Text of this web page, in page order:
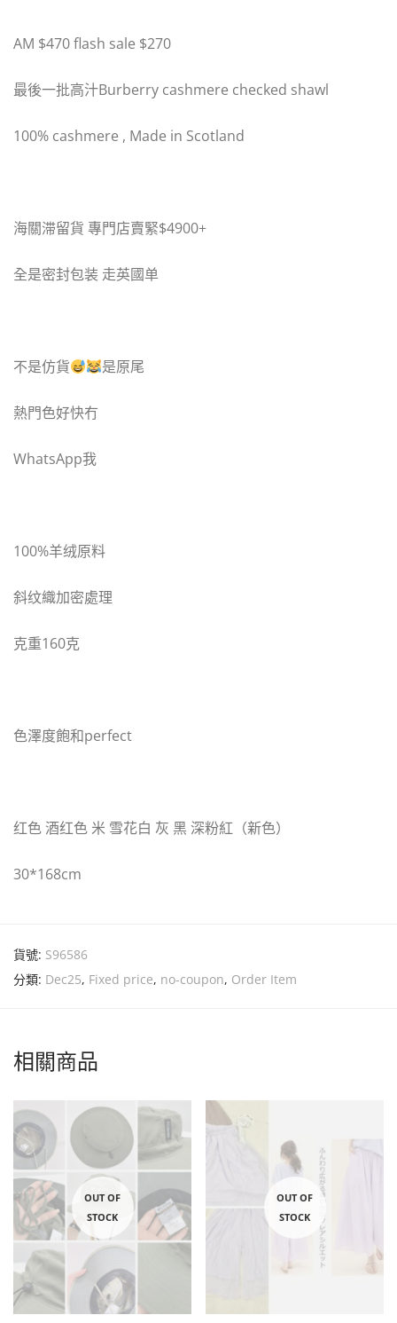
AM $470 flash sale $270
最後一批高汁Burberry cashmere checked shawl
100% cashmere , Made in Scotland
海關滞留貨 專門店賣緊$4900+
全是密封包装 走英國单
不是仿貨 是原尾
熱門色好快冇
WhatsApp我
100%羊绒原料
斜纹織加密處理
克重160克
色澤度飽和perfect
红色 酒红色 米 雪花白 灰 黑 深粉紅（新色）
30*168cm
貨號: S96586
分類: Dec25, Fixed price, no-coupon, Order Item
相關商品